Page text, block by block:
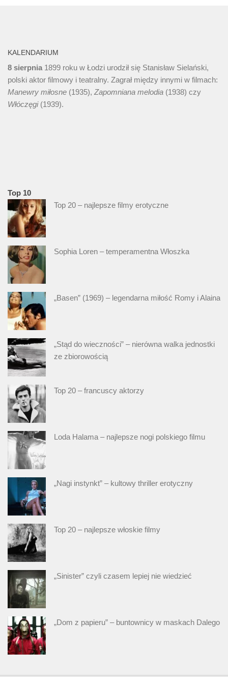
KALENDARIUM
8 sierpnia 1899 roku w Łodzi urodził się Stanisław Sielański,
polski aktor filmowy i teatralny. Zagrał między innymi w filmach:
Manewry miłosne (1935), Zapomniana melodia (1938) czy
Włóczęgi(1939).
Top 10
Top 20 – najlepsze filmy erotyczne
Sophia Loren – temperamentna Włoszka
„Basen” (1969) – legendarna miłość Romy i Alaina
„Stąd do wieczności” – nierówna walka jednostki
ze zbiorowością
Top 20 – francuscy aktorzy
Loda Halama – najlepsze nogi polskiego filmu
„Nagi instynkt” – kultowy thriller erotyczny
Top 20 – najlepsze włoskie filmy
„Sinister” czyli czasem lepiej nie wiedzieć
„Dom z papieru” – buntownicy w maskach Dalego